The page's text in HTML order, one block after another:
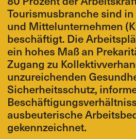
Tourismusbranche sind
und Mittelunternehmen
beschäftigt. Die
ein hohes Maß an
Zugang zu
unzureichenden
Sicherheitsschutz,
ausbeuterische
gekennzeichnet.